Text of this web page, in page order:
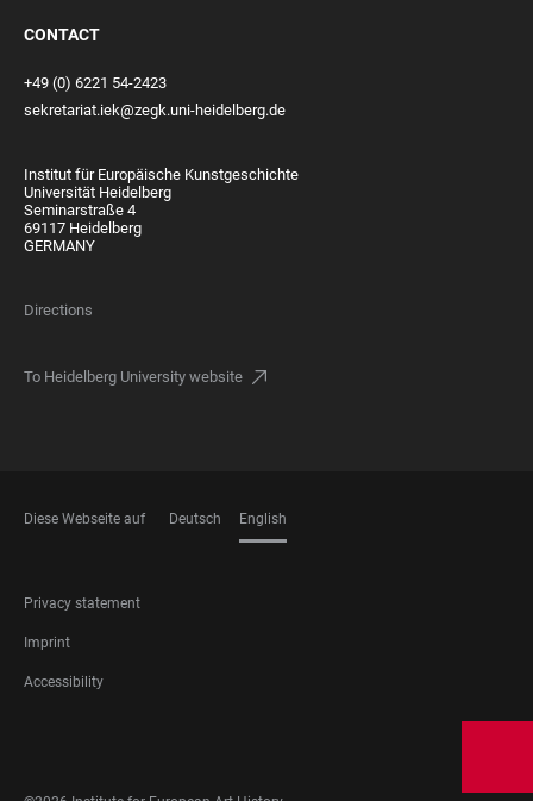
CONTACT
+49 (0) 6221 54-2423
sekretariat.iek@zegk.uni-heidelberg.de
Institut für Europäische Kunstgeschichte
Universität Heidelberg
Seminarstraße 4
69117 Heidelberg
GERMANY
Directions
To Heidelberg University website
Diese Webseite auf Deutsch English
FOOTER
LEGAL
Privacy statement
Imprint
Accessibility